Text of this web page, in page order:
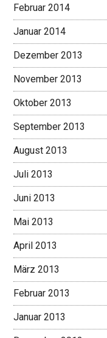
Februar 2014
Januar 2014
Dezember 2013
November 2013
Oktober 2013
September 2013
August 2013
Juli 2013
Juni 2013
Mai 2013
April 2013
März 2013
Februar 2013
Januar 2013